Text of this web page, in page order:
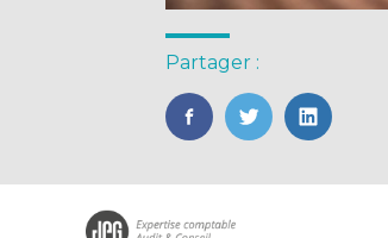
Partager :
FaceBook
TwitterLinkedIn